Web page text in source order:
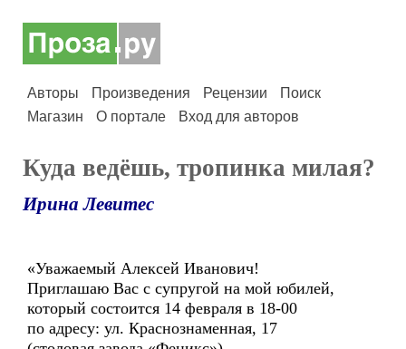
Авторы Произведения Рецензии
Поиск
Магазин
О портале Вход для авторов
Куда ведёшь, тропинка милая?
Ирина Левитес
«Уважаемый Алексей Иванович!
Приглашаю Вас с супругой на мой юбилей,
который состоится 14 февраля в 18-00
по адресу: ул. Краснознаменная, 17